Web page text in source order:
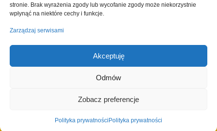
stronie. Brak wyrażenia zgody lub wycofanie zgody może niekorzystnie
wpłynąć na niektóre cechy i funkcje.
Zarządzaj serwisami
Akceptuję
Odmów
Zobacz preferencje
Polityka prywatności Polityka prywatności
marzec 2023
Sirat WordPress ThemePolska Federacja sp. z o.o.